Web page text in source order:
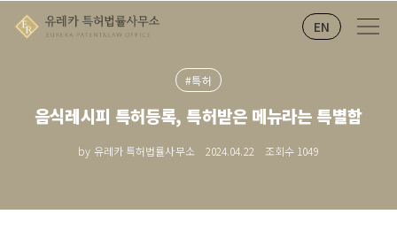
EN
#특허
음식레시피 특허등록, 특허받은 메뉴라는 특별함
by 유레카 특허법률사무소 2024.04.22 조회수 1049